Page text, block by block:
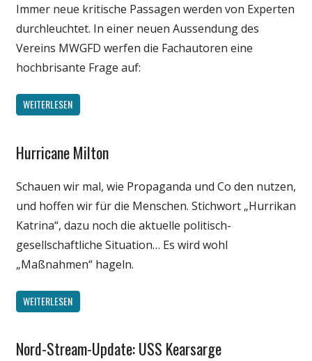
Immer neue kritische Passagen werden von Experten
durchleuchtet. In einer neuen Aussendung des
Vereins MWGFD werfen die Fachautoren eine
hochbrisante Frage auf:
WEITERLESEN
Gesellschaft
Politik
Wissenschaft
Hurricane Milton
Schauen wir mal, wie Propaganda und Co den nutzen,
und hoffen wir für die Menschen. Stichwort „Hurrikan
Katrina“, dazu noch die aktuelle politisch-
gesellschaftliche Situation… Es wird wohl
„Maßnahmen“ hageln.
WEITERLESEN
Gesellschaft
Nord-Stream-Update: USS Kearsarge